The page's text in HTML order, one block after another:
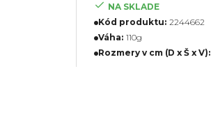
NA SKLADE
Kód produktu: 2244662
Váha: 110g
Rozmery v cm (D x Š x V):